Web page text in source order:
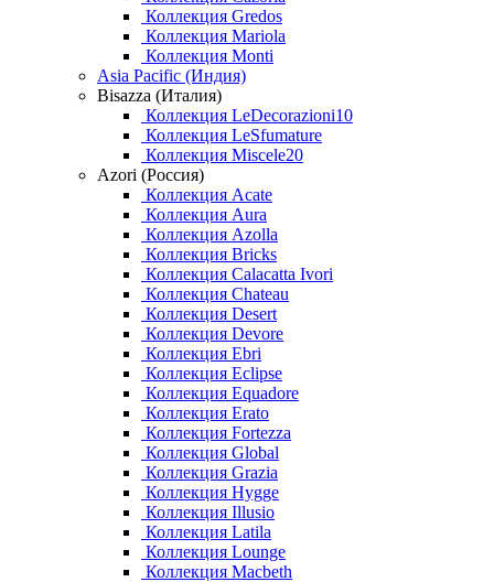
Коллекция Gredos
Коллекция Mariola
Коллекция Monti
Asia Pacific (Индия)
Bisazza (Италия)
Коллекция LeDecorazioni10
Коллекция LeSfumature
Коллекция Miscele20
Azori (Россия)
Коллекция Acate
Коллекция Aura
Коллекция Azolla
Коллекция Bricks
Коллекция Calacatta Ivori
Коллекция Chateau
Коллекция Desert
Коллекция Devore
Коллекция Ebri
Коллекция Eclipse
Коллекция Equadore
Коллекция Erato
Коллекция Fortezza
Коллекция Global
Коллекция Grazia
Коллекция Hygge
Коллекция Illusio
Коллекция Latila
Коллекция Lounge
Коллекция Macbeth